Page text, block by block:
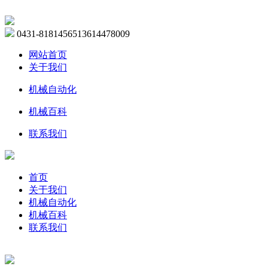
0431-8181456513614478009
网站首页
关于我们
机械自动化
机械百科
联系我们
首页
关于我们
机械自动化
机械百科
联系我们